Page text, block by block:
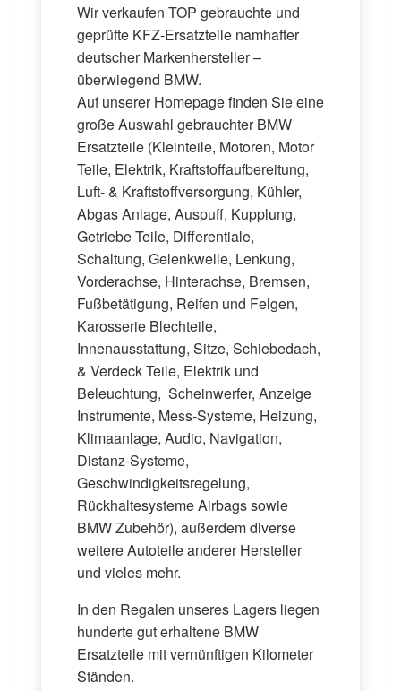
Wir verkaufen TOP gebrauchte und
geprüfte KFZ-Ersatzteile namhafter
deutscher Markenhersteller –
überwiegend BMW.
Auf unserer Homepage finden Sie eine
große Auswahl gebrauchter BMW
Ersatzteile (Kleinteile, Motoren, Motor
Teile, Elektrik, Kraftstoffaufbereitung,
Luft- & Kraftstoffversorgung, Kühler,
Abgas Anlage, Auspuff, Kupplung,
Getriebe Teile, Differentiale,
Schaltung, Gelenkwelle, Lenkung,
Vorderachse, Hinterachse, Bremsen,
Fußbetätigung, Reifen und Felgen,
Karosserie Blechteile,
Innenausstattung, Sitze, Schiebedach,
& Verdeck Teile, Elektrik und
Beleuchtung, Scheinwerfer, Anzeige
Instrumente, Mess-Systeme, Heizung,
Klimaanlage, Audio, Navigation,
Distanz-Systeme,
Geschwindigkeitsregelung,
Rückhaltesysteme Airbags sowie
BMW Zubehör), außerdem diverse
weitere Autoteile anderer Hersteller
und vieles mehr.
In den Regalen unseres Lagers liegen
hunderte gut erhaltene BMW
Ersatzteile mit vernünftigen Kilometer
Ständen.